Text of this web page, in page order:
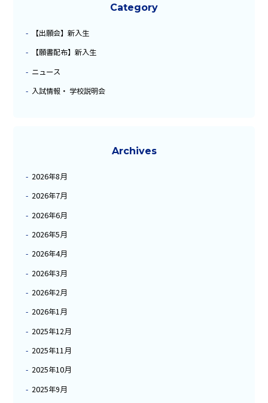
Category
【出願会】新入生
【願書配布】新入生
ニュース
入試情報・ 学校説明会
Archives
2026年8月
2026年7月
2026年6月
2026年5月
2026年4月
2026年3月
2026年2月
2026年1月
2025年12月
2025年11月
2025年10月
2025年9月